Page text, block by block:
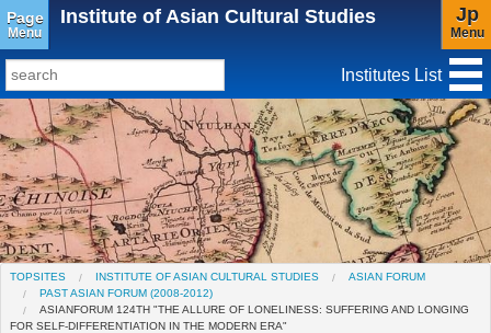
Page
Menu
Institute of Asian Cultural Studies Jp
Menu
TopSites
Institute for Educational Research and Service
Social Science Research Institute
Institute for the Study of Christianity and Culture
Institute of Asian Cultural Studies
Institutes List
TOPSITES INSTITUTE OF ASIAN CULTURAL STUDIES
ASIAN FORUM
PAST ASIAN FORUM (2008-2012)
ASIANFORUM 124TH "THE ALLURE OF LONELINESS: SUFFERING AND LONGING
FOR SELF-DIFFERENTIATION IN THE MODERN ERA"